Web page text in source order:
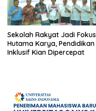
Sekolah Rakyat Jadi Fokus
Hutama Karya, Pendidikan
Inklusif Kian Dipercepat